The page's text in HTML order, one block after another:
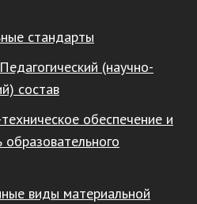
стандарты
(научно-
состав
обеспечение и
виды материальной